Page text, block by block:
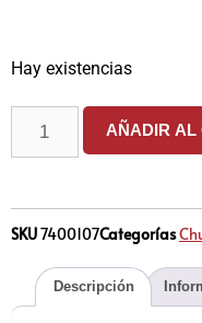
Hay existencias
AÑADIR AL
SKU7400107Categorías
Descripción